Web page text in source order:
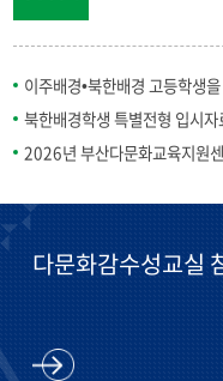
북한배경학생 특별전형 입시자
다문화감수성교실
바로가